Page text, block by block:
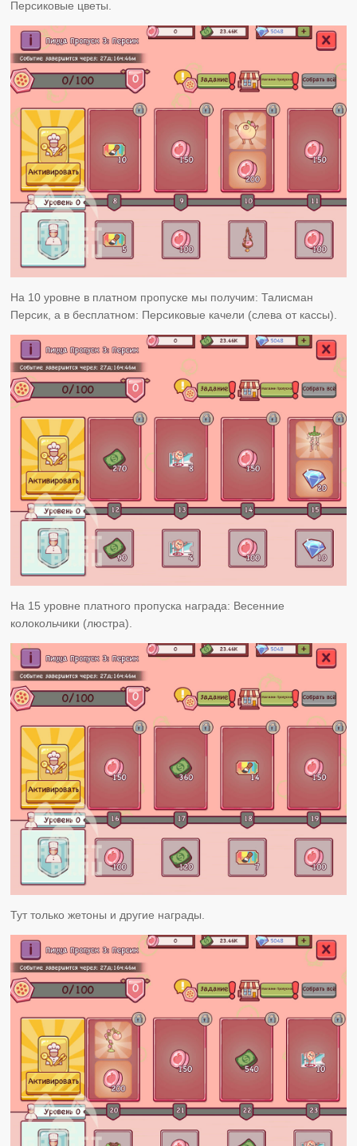
Персиковые цветы.
На 10 уровне в платном пропуске мы получим: Талисман
Персик, а в бесплатном: Персиковые качели (слева от кассы).
На 15 уровне платного пропуска награда: Весенние
колокольчики (люстра).
Тут только жетоны и другие награды.